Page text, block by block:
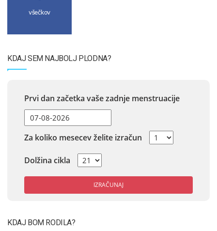
všečkov
KDAJ SEM NAJBOLJ PLODNA?
Prvi dan začetka vaše zadnje menstruacije
Za koliko mesecev želite izračun
Dolžina cikla
IZRAČUNAJ
KDAJ BOM RODILA?